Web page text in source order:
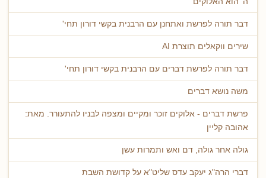
דבר תורה לפרשת ואתחנן עם הרבנית בקשי דורון תחי'
שירים ווקאלים תוצרת AI
דבר תורה לפרשת דברים עם הרבנית בקשי דורון תחי'
משה נושא דברים
פרשת דברים - אלוקים זוכר ומקיים ומצפה לבניו להתעורר. מאת:
אהובה קליין
גולה אחר גולה, דם ואש ותמרות עשן
דברי הרה"ג יעקב עדס שליט"א על קדושת השבת